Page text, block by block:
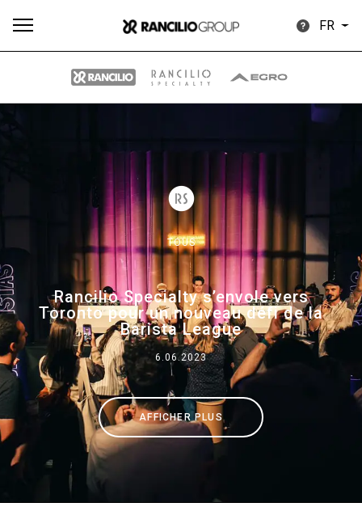
FR
TOUS
Rancilio Specialty s’envole vers
Toronto pour un nouveau défi de la
Barista League
6.06.2023
AFFICHER PLUS
Our brands
Group
News
Histoire